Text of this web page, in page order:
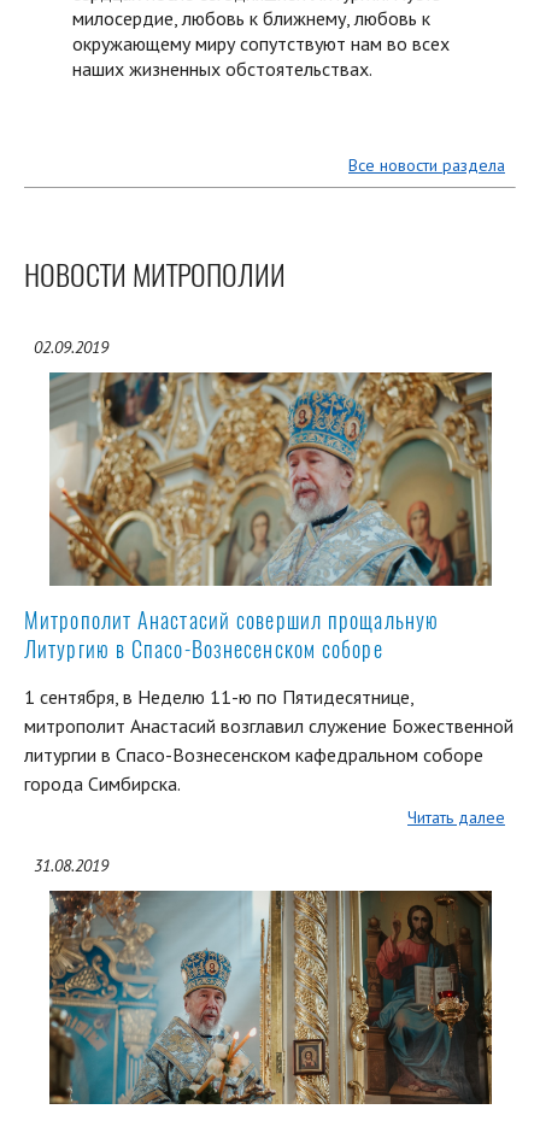
милосердие, любовь к ближнему, любовь к
окружающему миру сопутствуют нам во всех
наших жизненных обстоятельствах.
Все новости раздела
НОВОСТИ МИТРОПОЛИИ
02.09.2019
Митрополит Анастасий совершил прощальную
Литургию в Спасо-Вознесенском соборе
1 сентября, в Неделю 11-ю по Пятидесятнице,
митрополит Анастасий возглавил служение Божественной
литургии в Спасо-Вознесенском кафедральном соборе
города Симбирска.
Читать далее
31.08.2019